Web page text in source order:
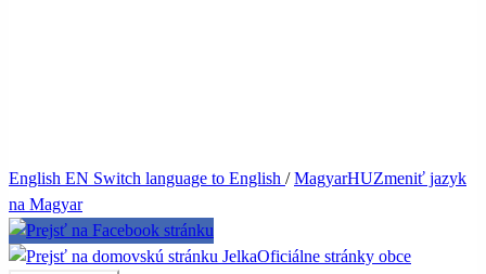
English EN Switch language to English /MagyarHUZmeniť jazyk
na Magyar
JelkaOficiálne stránky obce